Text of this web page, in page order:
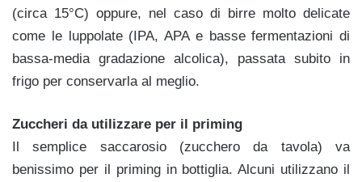
(circa 15°C) oppure, nel caso di birre molto delicate
come le luppolate (IPA, APA e basse fermentazioni di
bassa-media gradazione alcolica), passata subito in
frigo per conservarla al meglio.
Zuccheri da utilizzare per il priming
Il semplice saccarosio (zucchero da tavola) va
benissimo per il priming in bottiglia. Alcuni utilizzano il